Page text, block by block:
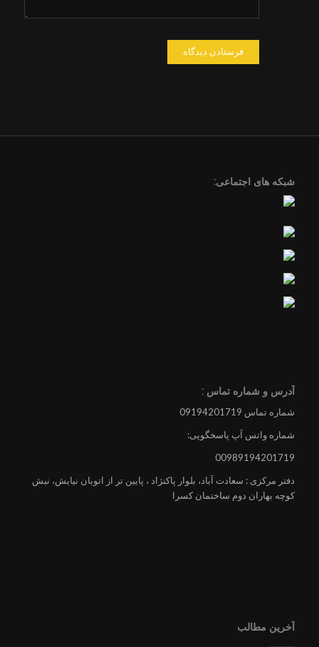
شبکه های اجتماعی:
آدرس و شماره تماس :
شماره تماس 09194201719
شماره واتس آپ پاسخگویی:
00989194201719
دفتر مرکزی : سعادت آباد، بلوار پاکنژاد ، پایین تر از اتوبان نیایش، نبش
کوچه بهاران دوم ساختمان کسرا
آخرین مطالب